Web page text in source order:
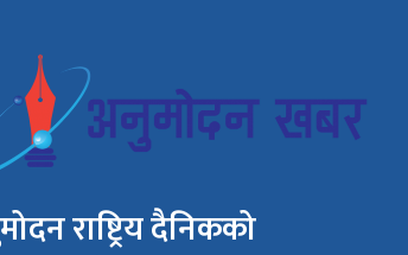
राष्ट्रिय दैनिकको